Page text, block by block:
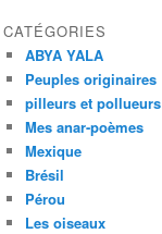
CATÉGORIES
ABYA YALA
Peuples originaires
pilleurs et pollueurs
Mes anar-poèmes
Mexique
Brésil
Pérou
Les oiseaux